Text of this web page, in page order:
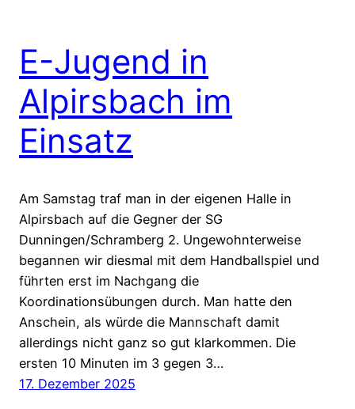
E-Jugend in
Alpirsbach im
Einsatz
Am Samstag traf man in der eigenen Halle in
Alpirsbach auf die Gegner der SG
Dunningen/Schramberg 2. Ungewohnterweise
begannen wir diesmal mit dem Handballspiel und
führten erst im Nachgang die
Koordinationsübungen durch. Man hatte den
Anschein, als würde die Mannschaft damit
allerdings nicht ganz so gut klarkommen. Die
ersten 10 Minuten im 3 gegen 3…
17. Dezember 2025